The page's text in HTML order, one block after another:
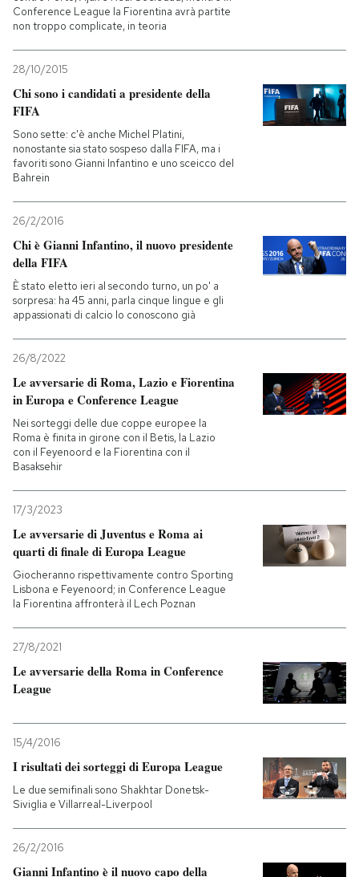
Conference League la Fiorentina avrà partite
non troppo complicate, in teoria
28/10/2015
Chi sono i candidati a presidente della
FIFA
Sono sette: c'è anche Michel Platini,
nonostante sia stato sospeso dalla FIFA, ma i
favoriti sono Gianni Infantino e uno sceicco del
Bahrein
26/2/2016
Chi è Gianni Infantino, il nuovo presidente
della FIFA
È stato eletto ieri al secondo turno, un po' a
sorpresa: ha 45 anni, parla cinque lingue e gli
appassionati di calcio lo conoscono già
26/8/2022
Le avversarie di Roma, Lazio e Fiorentina
in Europa e Conference League
Nei sorteggi delle due coppe europee la
Roma è finita in girone con il Betis, la Lazio
con il Feyenoord e la Fiorentina con il
Basaksehir
17/3/2023
Le avversarie di Juventus e Roma ai
quarti di finale di Europa League
Giocheranno rispettivamente contro Sporting
Lisbona e Feyenoord; in Conference League
la Fiorentina affronterà il Lech Poznan
27/8/2021
Le avversarie della Roma in Conference
League
15/4/2016
I risultati dei sorteggi di Europa League
Le due semifinali sono Shakhtar Donetsk-
Siviglia e Villarreal-Liverpool
26/2/2016
Gianni Infantino è il nuovo capo della